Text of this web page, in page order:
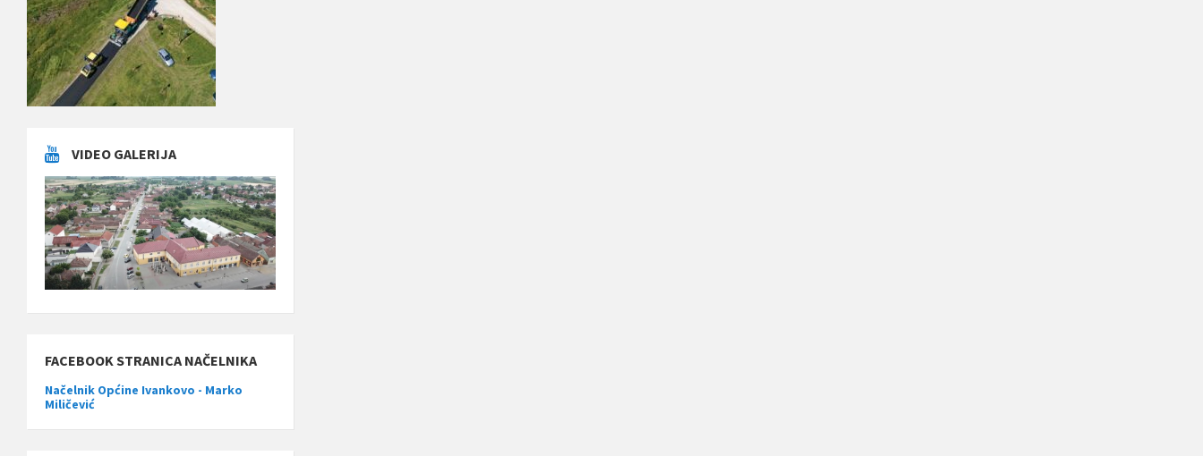
VIDEO GALERIJA
FACEBOOK STRANICA NAČELNIKA
Načelnik Općine Ivankovo - Marko
Miličević